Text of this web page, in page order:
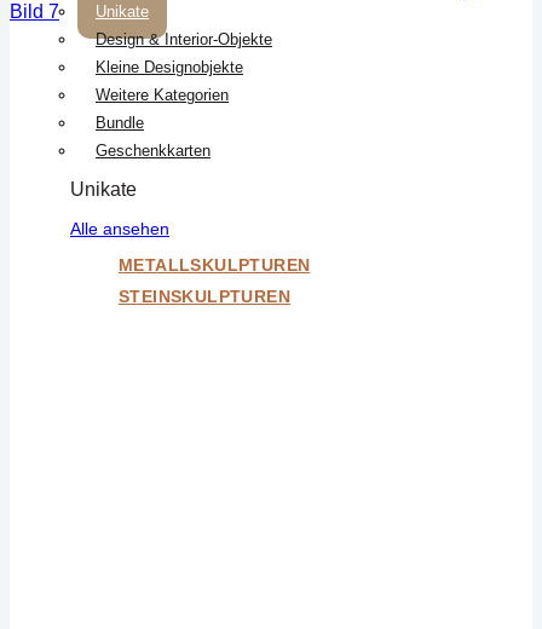
Unikate
Design & Interior-Objekte
Kleine Designobjekte
Weitere Kategorien
Bundle
Geschenkkarten
Unikate
Alle ansehen
METALLSKULPTUREN
STEINSKULPTUREN